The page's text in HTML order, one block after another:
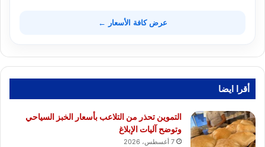
عرض كافة الأسعار ←
أقرا ايضا
التموين تحذر من التلاعب بأسعار الخبز السياحي
وتوضح آليات الإبلاغ
7 أغسطس، 2026